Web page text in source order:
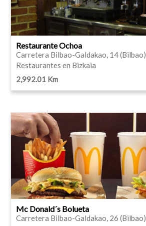
Restaurante Ochoa
Carretera Bilbao-Galdakao, 14 (Bilbao)
Restaurantes en Bizkaia
2,992.01 Km
Mc Donald´s Bolueta
Carretera Bilbao-Galdakao, 26 (Bilbao)